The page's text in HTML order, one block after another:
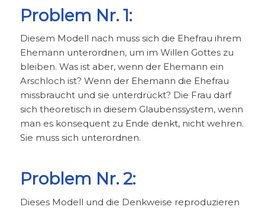
Problem Nr. 1:
Diesem Modell nach muss sich die Ehefrau ihrem
Ehemann unterordnen, um im Willen Gottes zu
bleiben. Was ist aber, wenn der Ehemann ein
Arschloch ist? Wenn der Ehemann die Ehefrau
missbraucht und sie unterdrückt? Die Frau darf
sich theoretisch in diesem Glaubenssystem, wenn
man es konsequent zu Ende denkt, nicht wehren.
Sie muss sich unterordnen.
Problem Nr. 2:
Dieses Modell und die Denkweise reproduzieren